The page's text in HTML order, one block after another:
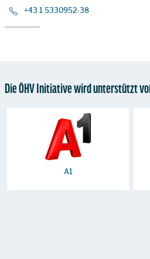
+43 1 5330952-38
Die ÖHV Initiative wird unterstützt
A1